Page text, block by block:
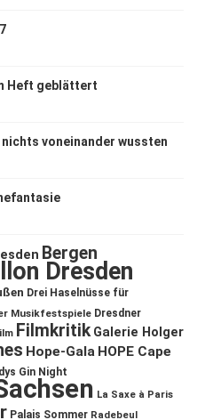
Heft geblättert
nichts voneinander wussten
Bergen
Dresden
Drei Haselnüsse für
Musikfestspiele Dresdner
Filmkritik Galerie Holger
Hope-Gala HOPE Cape
Gin Night
La Saxe à Paris
Palais Sommer Radebeul